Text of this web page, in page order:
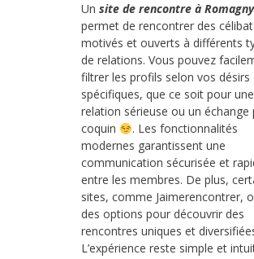
Un site de rencontre à Romagny
permet de rencontrer des
motivés et ouverts à différents
de relations. Vous pouvez
filtrer les profils selon vos désirs
spécifiques, que ce soit pour une
relation sérieuse ou un échange
coquin
. Les fonctionnalités
modernes garantissent une
communication sécurisée et
entre les membres. De plus,
sites, comme Jaimerencontrer,
des options pour découvrir des
rencontres uniques et
L’expérience reste simple et